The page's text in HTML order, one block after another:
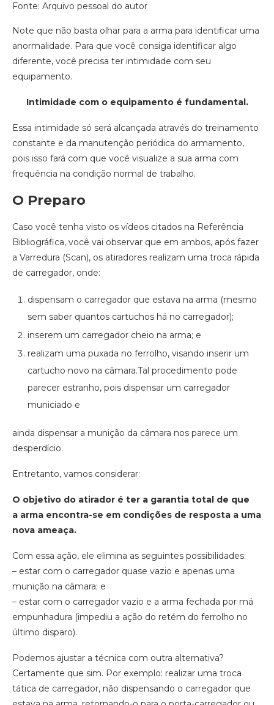
Fonte: Arquivo pessoal do autor
Note que não basta olhar para a arma para identificar uma
anormalidade. Para que você consiga identificar algo
diferente, você precisa ter intimidade com seu
equipamento.
Intimidade com o equipamento é fundamental.
Essa intimidade só será alcançada através do treinamento
constante e da manutenção periódica do armamento,
pois isso fará com que você visualize a sua arma com
frequência na condição normal de trabalho.
O Preparo
Caso você tenha visto os vídeos citados na Referência
Bibliográfica, você vai observar que em ambos, após fazer
a Varredura (Scan), os atiradores realizam uma troca rápida
de carregador, onde:
dispensam o carregador que estava na arma (mesmo
sem saber quantos cartuchos há no carregador);
inserem um carregador cheio na arma; e
realizam uma puxada no ferrolho, visando inserir um
cartucho novo na câmara.Tal procedimento pode
parecer estranho, pois dispensar um carregador
municiado e
ainda dispensar a munição da câmara nos parece um
desperdício.
Entretanto, vamos considerar:
O objetivo do atirador é ter a garantia total de que
a arma encontra-se em condições de resposta a uma
nova ameaça.
Com essa ação, ele elimina as seguintes possibilidades:
– estar com o carregador quase vazio e apenas uma
munição na câmara; e
– estar com o carregador vazio e a arma fechada por má
empunhadura (impediu a ação do retém do ferrolho no
último disparo).
Podemos ajustar a técnica com outra alternativa?
Certamente que sim. Por exemplo: realizar uma troca
tática de carregador, não dispensando o carregador que